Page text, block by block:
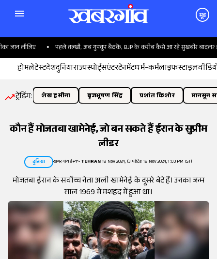
मूड
लीजिए पहले तल्खी, अब गुपचुप बैठकें, BJP के करीब कैसे आ रहे सुखबीर बादल?
होमलेटेस्टदेशदुनियाराज्यस्पोर्ट्सएंटरटेनमेंटधर्म-कर्मलाइफस्टाइल
ट्रेंडिंग: शेख हसीना बृजभूषण सिंह प्रशांत किशोर मानसून
कौन हैं मोजतबा खामेनेई, जो बन सकते हैं ईरान के सुप्रीम
लीडर
दुनिया खबरगांव डेस्क•TEHRAN18 Nov 2024, (अपडेटेड 18 Nov 2024, 1:03 PM IST)
मोजतबा ईरान के सर्वोच्च नेता अली खामेनेई के दूसरे बेटे हैं। उनका जन्म
साल 1969 में मशहद में हुआ था।